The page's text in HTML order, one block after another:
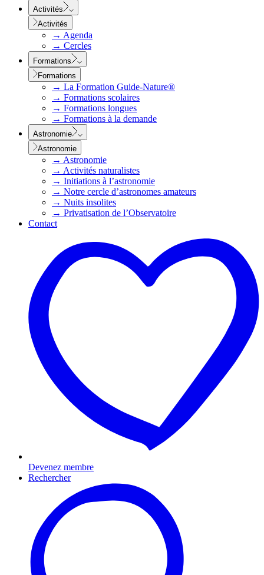
Activités
Activités
→ Agenda
→ Cercles
Formations
Formations
→ La Formation Guide-Nature®
→ Formations scolaires
→ Formations longues
→ Formations à la demande
Astronomie
Astronomie
→ Astronomie
→ Activités naturalistes
→ Initiations à l’astronomie
→ Notre cercle d’astronomes amateurs
→ Nuits insolites
→ Privatisation de l’Observatoire
Contact
Devenez membre
Rechercher